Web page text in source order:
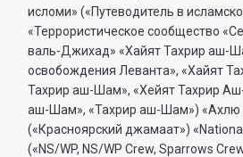
исломи» («Путеводитель в
«Террористическое сообщество
валь-Джихад» «Хайят Тахрир аш-
освобождения Леванта», «Хайят
Тахрир аш-Шам», «Хейят Тахрир
аш-Шам», «Тахрир аш-Шам») «Ахлю
(«Красноярский джамаат»)
(«NS/WP, NS/WP Crew, Sparrows